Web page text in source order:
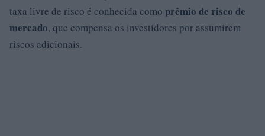
taxa livre de risco é conhecida como prêmio de risco de
mercado, que compensa os investidores por assumirem
riscos adicionais.